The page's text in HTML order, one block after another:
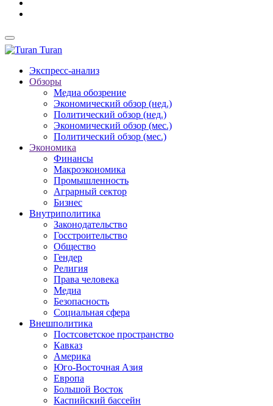
Turan
Экспресс-анализ
Обзоры
Медиа обозрение
Экономический обзор (нед.)
Политический обзор (нед.)
Экономический обзор (мес.)
Политический обзор (мес.)
Экономика
Финансы
Макроэкономика
Промышленность
Аграрный сектор
Бизнес
Внутриполитика
Законодательство
Госстроительство
Общество
Гендер
Религия
Права человека
Медиа
Безопасность
Социальная сфера
Внешполитика
Постсоветское пространство
Кавказ
Америка
Юго-Восточная Азия
Европа
Большой Восток
Каспийский бассейн